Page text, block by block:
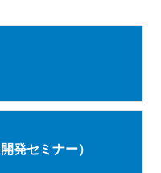
発セミナー）